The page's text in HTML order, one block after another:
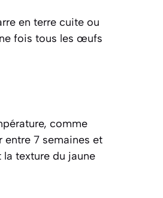
en terre cuite ou
fois tous les œufs
comme
entre 7 semaines et
texture du jaune